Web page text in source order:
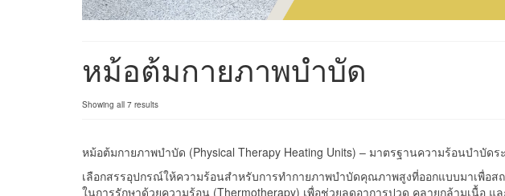
หม้อต้มกายภาพบำบัด
Showing all 7 results
หม้อต้มกายภาพบำบัด (Physical Therapy Heating Units) – มาตรฐานความร้อนบำบัด
เลือกสรรอุปกรณ์ให้ความร้อนสำหรับการทำกายภาพบำบัดคุณภาพสูงที่ออกแบบมาเพื่
ในการรักษาด้วยความร้อน (Thermotherapy) เพื่อช่วยลดอาการปวด คลายกล้ามเนื้อ แ